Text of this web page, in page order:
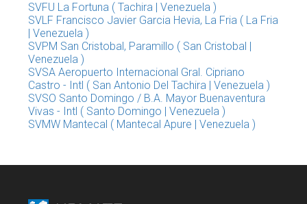
SVFU La Fortuna ( Tachira | Venezuela )
SVLF Francisco Javier Garcia Hevia, La Fria ( La Fria
| Venezuela )
SVPM San Cristobal, Paramillo ( San Cristobal |
Venezuela )
SVSA Aeropuerto Internacional Gral. Cipriano
Castro - Intl ( San Antonio Del Tachira | Venezuela )
SVSO Santo Domingo / B.A. Mayor Buenaventura
Vivas - Intl ( Santo Domingo | Venezuela )
SVMW Mantecal ( Mantecal Apure | Venezuela )